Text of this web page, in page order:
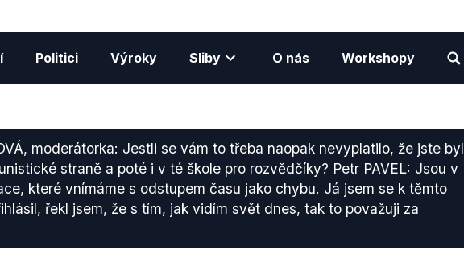
Politici Výroky Sliby O nás Workshopy
moderátorka: Jestli se vám to třeba naopak nevyplatilo, že jste byl
straně a poté i v té škole pro rozvědčíky? Petr PAVEL: Jsou v
které vnímáme s odstupem času jako chybu. Já jsem se k těmto
řekl jsem, že s tím, jak vidím svět dnes, tak to považuji za